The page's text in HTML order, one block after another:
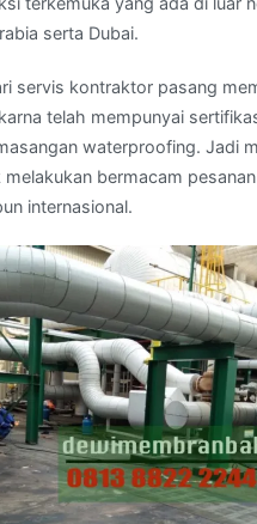
serta Dubai.
servis kontraktor pasang
telah mempunyai
waterproofing. Jadi
melakukan bermacam
internasional.